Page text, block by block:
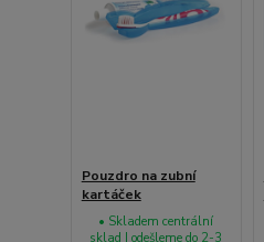
Pouzdro na zubní
kartáček
• Skladem centrální
sklad | odešleme do 2-3